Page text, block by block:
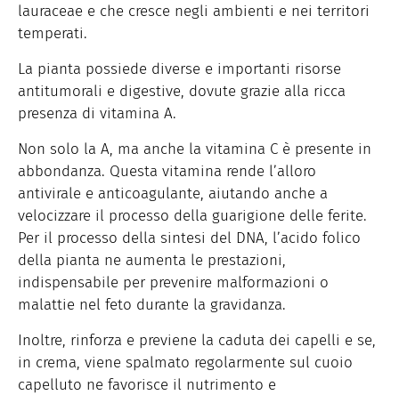
lauraceae e che cresce negli ambienti e nei territori
temperati.
La pianta possiede diverse e importanti risorse
antitumorali e digestive, dovute grazie alla ricca
presenza di vitamina A.
Non solo la A, ma anche la vitamina C è presente in
abbondanza. Questa vitamina rende l’alloro
antivirale e anticoagulante, aiutando anche a
velocizzare il processo della guarigione delle ferite.
Per il processo della sintesi del DNA, l’acido folico
della pianta ne aumenta le prestazioni,
indispensabile per prevenire malformazioni o
malattie nel feto durante la gravidanza.
Inoltre, rinforza e previene la caduta dei capelli e se,
in crema, viene spalmato regolarmente sul cuoio
capelluto ne favorisce il nutrimento e